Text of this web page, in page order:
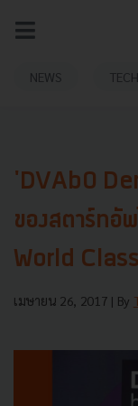
NEWS
'DVAb0
ของสตาร์ทอั
World Class
เมษายน 26, 2017 | By